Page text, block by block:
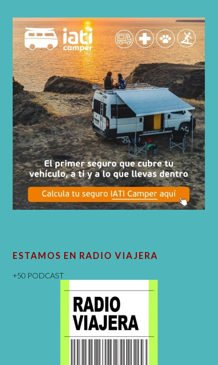
ESTAMOS EN RADIO VIAJERA
+50 PODCAST